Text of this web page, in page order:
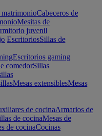
matrimonioCabeceros de
Mesitas de
juvenil
EscritoriosSillas de
Escritorios gaming
comedorSillas
Mesas extensiblesMesas
de cocinaArmarios de
de cocinaMesas de
de cocinaCocinas